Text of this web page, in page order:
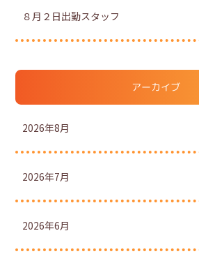
８月２日出勤スタッフ
アーカイブ
2026年8月
2026年7月
2026年6月